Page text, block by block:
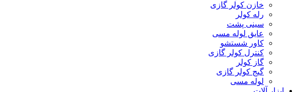
خازن کولر گازی
رله کولر
سینی پشت
عایق لوله مسی
کاور شستشو
کنترل کولر گازی
گاز کولر
گیج کولر گازی
لوله مسی